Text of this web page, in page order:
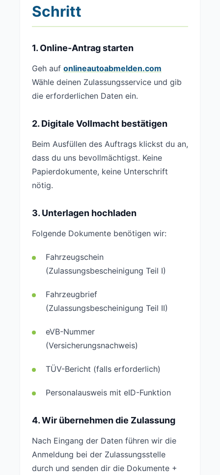
Schritt
1. Online-Antrag starten
Geh auf onlineautoabmelden.com
Wähle deinen Zulassungsservice und gib
die erforderlichen Daten ein.
2. Digitale Vollmacht bestätigen
Beim Ausfüllen des Auftrags klickst du an,
dass du uns bevollmächtigst. Keine
Papierdokumente, keine Unterschrift
nötig.
3. Unterlagen hochladen
Folgende Dokumente benötigen wir:
Fahrzeugschein
(Zulassungsbescheinigung Teil I)
Fahrzeugbrief
(Zulassungsbescheinigung Teil II)
eVB-Nummer
(Versicherungsnachweis)
TÜV-Bericht (falls erforderlich)
Personalausweis mit eID-Funktion
4. Wir übernehmen die Zulassung
Nach Eingang der Daten führen wir die
Anmeldung bei der Zulassungsstelle
durch und senden dir die Dokumente +